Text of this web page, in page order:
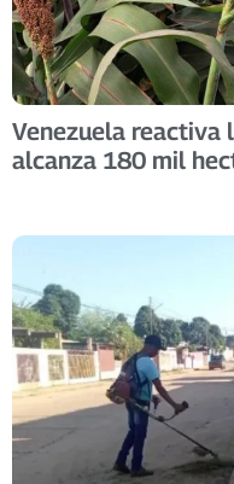
Venezuela reactiva
alcanza 180 mil